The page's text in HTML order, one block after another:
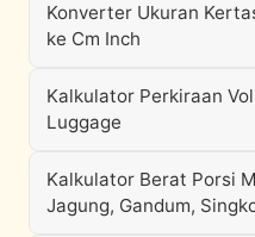
Konverter Ukuran
ke Cm Inch
Kalkulator Perkiraan
Luggage
Kalkulator Berat Porsi
Jagung, Gandum,